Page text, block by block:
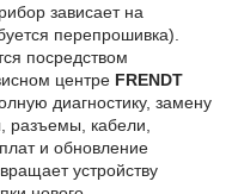
зависает на
перепрошивка).
посредством
центре FRENDT
диагностику, замену
разъемы, кабели,
и обновление
устройству